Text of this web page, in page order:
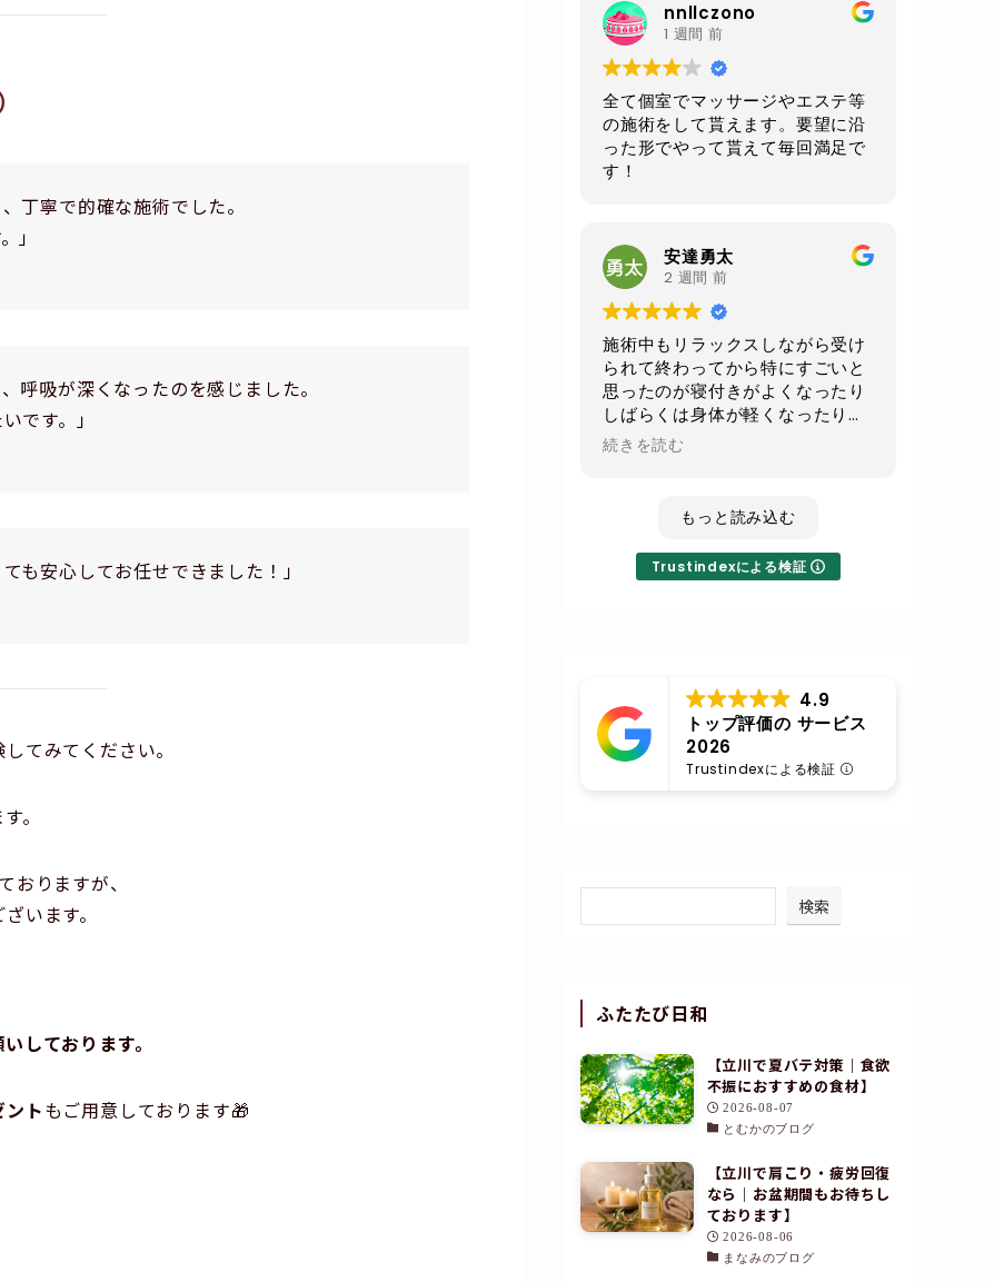
丁寧で的確な施術でした。
」
呼吸が深くなったのを感じました。
です。」
も安心してお任せできました！」
てみてください。
。
りますが、
います。
しております。
トもご用意しております🎁
施術、環境、セラピストさんの対
応、
毎回いつも全てにおいて素晴らし
いの一言です
あと施術前と後にいただけるルイ
ボスティーが自分は大好きです
さんになってしまったので
クワトロでお腹周りをメインに継
続でお願いして
少しでもお腹周りがスッキリ出来
たらいいなと思います
不眠気味の時のレイキは寝てしま
うくらいすごい癒されるので
その時はまたレイキもよろしくお
願いします
いつも丁寧な施術に対応ありがと
うございます
nnllczono
1 週間 前
全て個室でマッサージやエステ等
の施術をして貰えます。要望に沿
った形でやって貰えて毎回満足で
す！
安達勇太
2 週間 前
施術中もリラックスしながら受け
られて終わってから特にすごいと
思ったのが寝付きがよくなったり
しばらくは身体が軽くなったり全
身の血流が良くなったのが実感で
きてとても良かったです！
続きを読む
もっと読み込む
Trustindexによる検証
4.9
トップ評価の サービス
2026
Trustindexによる検証
検索
ふたたび日和
【立川で夏バテ対策｜食欲
不振におすすめの食材】
2026-08-07
とむかのブログ
【立川で肩こり・疲労回復
なら｜お盆期間もお待ちし
ております】
2026-08-06
まなみのブログ